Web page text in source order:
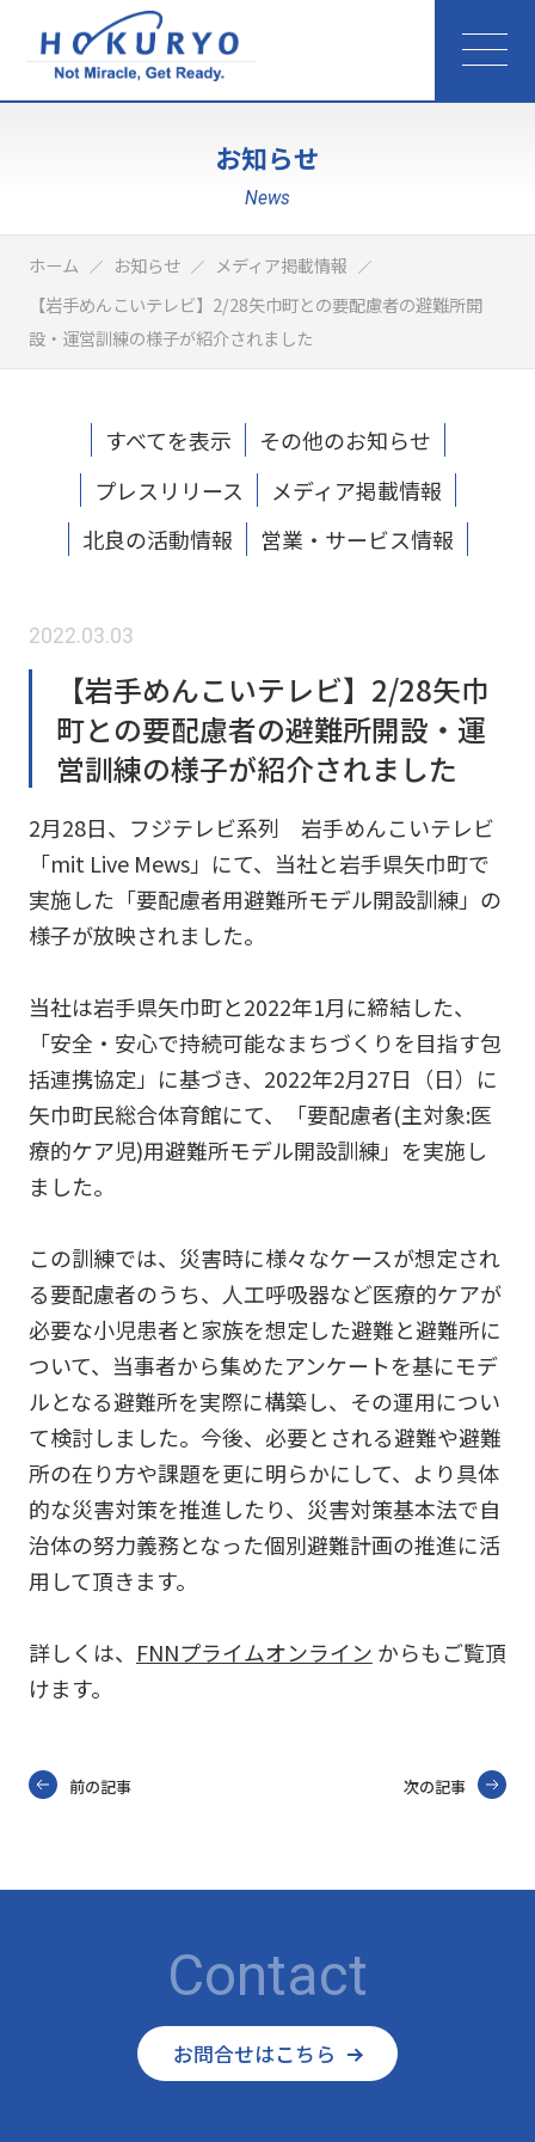
お知らせ
News
ホーム お知らせ
メディア掲載情報
【岩手めんこいテレビ】2/28矢巾町との要配慮者の避難所開
設・運営訓練の様子が紹介されました
すべてを表示
その他のお知らせ
プレスリリース
メディア掲載情報
北良の活動情報
営業・サービス情報
2022.03.03
【岩手めんこいテレビ】2/28矢巾
町との要配慮者の避難所開設・運
営訓練の様子が紹介されました
2月28日、フジテレビ系列 岩手めんこいテレビ
「mit Live Mews」にて、当社と岩手県矢巾町で
実施した「要配慮者用避難所モデル開設訓練」の
様子が放映されました。
当社は岩手県矢巾町と2022年1月に締結した、
「安全・安心で持続可能なまちづくりを目指す包
括連携協定」に基づき、2022年2月27日（日）に
矢巾町民総合体育館にて、「要配慮者(主対象:医
療的ケア児)用避難所モデル開設訓練」を実施し
ました。
この訓練では、災害時に様々なケースが想定され
る要配慮者のうち、人工呼吸器など医療的ケアが
必要な小児患者と家族を想定した避難と避難所に
ついて、当事者から集めたアンケートを基にモデ
ルとなる避難所を実際に構築し、その運用につい
て検討しました。今後、必要とされる避難や避難
所の在り方や課題を更に明らかにして、より具体
的な災害対策を推進したり、災害対策基本法で自
治体の努力義務となった個別避難計画の推進に活
用して頂きます。
詳しくは、 FNNプライムオンライン からもご覧頂
けます。
前の記事 次の記事
Contact
お問合せはこちら